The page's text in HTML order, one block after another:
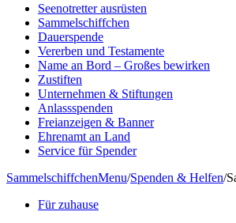
Seenotretter ausrüsten
Sammelschiffchen
Dauerspende
Vererben und Testamente
Name an Bord – Großes bewirken
Zustiften
Unternehmen & Stiftungen
Anlassspenden
Freianzeigen & Banner
Ehrenamt an Land
Service für Spender
SammelschiffchenMenu/Spenden & Helfen/
Für zuhause